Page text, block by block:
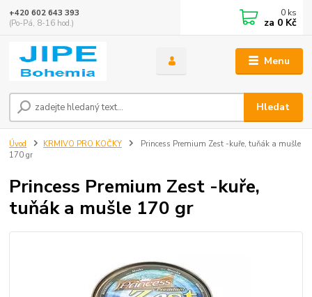
Menu
Hledat
+420 602 643 393
(Po-Pá, 8-16 hod.)
0 ks
za 0 Kč
Úvod KRMIVO PRO KOČKY
Princess Premium Zest -kuře, tuňák a mušle
170 gr
Princess Premium Zest -kuře,
tuňák a mušle 170 gr